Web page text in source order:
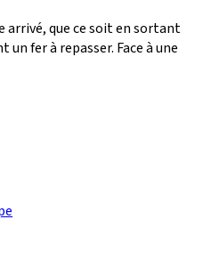
arrivé, que ce soit en sortant
fer à repasser. Face à une